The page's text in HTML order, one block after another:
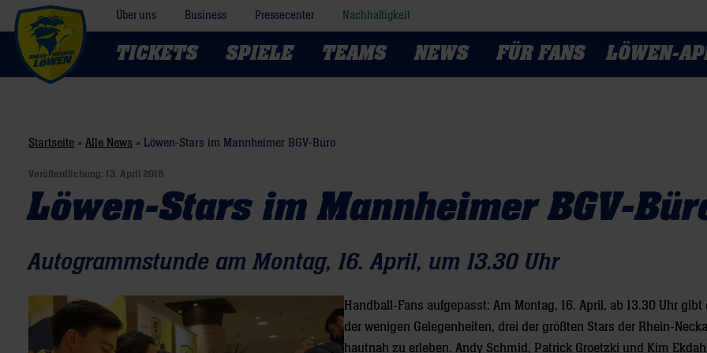
Über uns Business Pressecenter Nachhaltigkeit
TICKETS SPIELE TEAMS NEWS FÜR FANS LÖWEN-
Startseite » Alle News » Löwen-Stars im Mannheimer BGV-Büro
Veröffentlichung: 13. April 2018
Löwen-Stars im Mannheimer BGV-
Autogrammstunde am Montag, 16. April, um 13.30 Uhr
Handball-Fans aufgepasst: Am Montag, 16. April, ab 13.30 Uhr gibt
der wenigen Gelegenheiten, drei der größten Stars der Rhein-
hautnah zu erleben. Andy Schmid, Patrick Groetzki und Kim